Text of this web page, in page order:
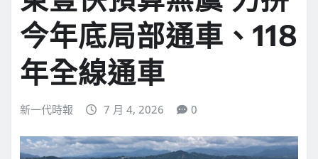
今年底局部通車、118
年全線通車
新一代時報 7 月 4, 2026 0